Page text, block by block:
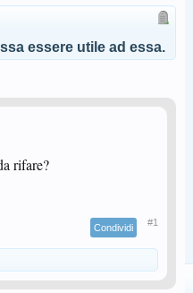
essere utile ad essa.
rifare?
Condividi #1